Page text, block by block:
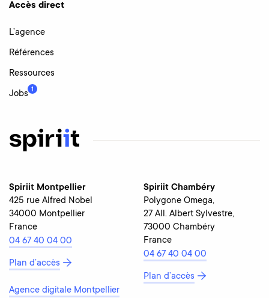
Accès direct
L’agence
Références
Ressources
Jobs 1
Spiriit Montpellier
425 rue Alfred Nobel
34000 Montpellier
France
04 67 40 04 00
Plan d’accès
Agence digitale Montpellier
Spiriit Chambéry
Polygone Omega,
27 All. Albert Sylvestre,
73000 Chambéry
France
04 67 40 04 00
Plan d’accès